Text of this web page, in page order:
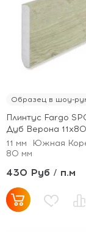
Образец в шоу-
Плинтус Fargo
Дуб Верона
11 мм
Южная
80 мм
430 Руб / п.м